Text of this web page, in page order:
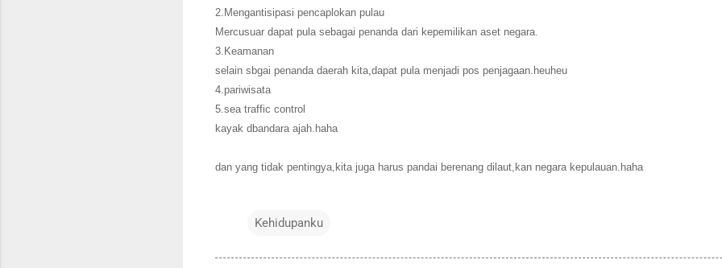
2.Mengantisipasi pencaplokan pulau
Mercusuar dapat pula sebagai penanda dari kepemilikan aset negara.
3.Keamanan
selain sbgai penanda daerah kita,dapat pula menjadi pos penjagaan.heuheu
4.pariwisata
5.sea traffic control
kayak dbandara ajah.haha
dan yang tidak pentingya,kita juga harus pandai berenang dilaut,kan negara kepulauan.haha
Kehidupanku